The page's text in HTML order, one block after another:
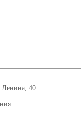
Ленина, 40